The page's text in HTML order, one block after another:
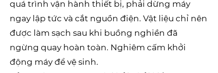
quá trình vận hành thiết bị, phải dừng máy
ngay lập tức và cắt nguồn điện. Vật liệu chỉ nên
được làm sạch sau khi buồng nghiền đã
ngừng quay hoàn toàn. Nghiêm cấm khởi
động máy để vệ sinh.